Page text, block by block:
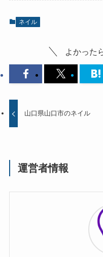
ネイル
よかった
山口県山口市のネイル
運営者情報